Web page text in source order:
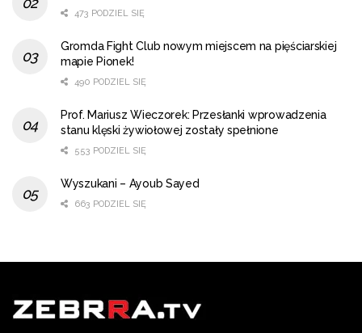
473 PODZIEL SIĘ
Gromda Fight Club nowym miejscem na pięściarskiej
mapie Pionek!
490 PODZIEL SIĘ
Prof. Mariusz Wieczorek: Przesłanki wprowadzenia
stanu klęski żywiołowej zostały spełnione
553 PODZIEL SIĘ
Wyszukani – Ayoub Sayed
663 PODZIEL SIĘ